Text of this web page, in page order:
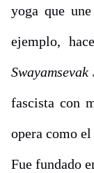
yoga que
ejemplo,
Swayamsevak
fascista con
opera como
Fue fundado